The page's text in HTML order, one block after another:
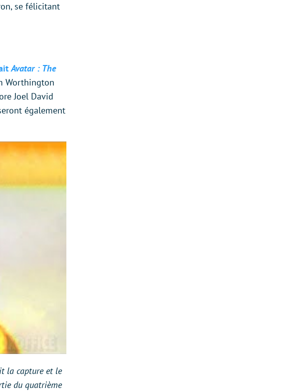
se félicitant
Avatar : The
Worthington
Joel David
également
la capture et le
du quatrième